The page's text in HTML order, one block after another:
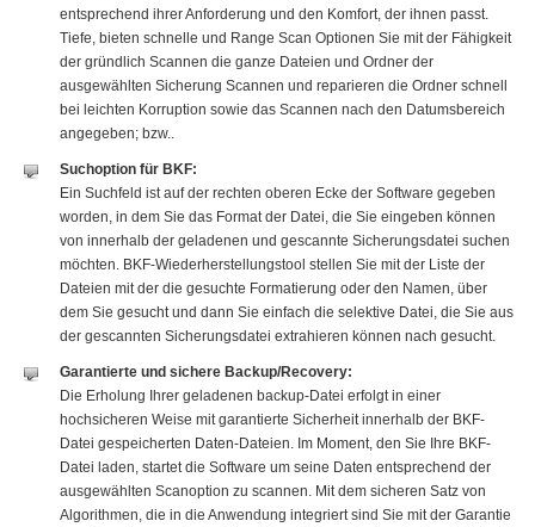
entsprechend ihrer Anforderung und den Komfort, der ihnen passt.
Tiefe, bieten schnelle und Range Scan Optionen Sie mit der Fähigkeit
der gründlich Scannen die ganze Dateien und Ordner der
ausgewählten Sicherung Scannen und reparieren die Ordner schnell
bei leichten Korruption sowie das Scannen nach den Datumsbereich
angegeben; bzw..
Suchoption für BKF:
Ein Suchfeld ist auf der rechten oberen Ecke der Software gegeben
worden, in dem Sie das Format der Datei, die Sie eingeben können
von innerhalb der geladenen und gescannte Sicherungsdatei suchen
möchten. BKF-Wiederherstellungstool stellen Sie mit der Liste der
Dateien mit der die gesuchte Formatierung oder den Namen, über
dem Sie gesucht und dann Sie einfach die selektive Datei, die Sie aus
der gescannten Sicherungsdatei extrahieren können nach gesucht.
Garantierte und sichere Backup/Recovery:
Die Erholung Ihrer geladenen backup-Datei erfolgt in einer
hochsicheren Weise mit garantierte Sicherheit innerhalb der BKF-
Datei gespeicherten Daten-Dateien. Im Moment, den Sie Ihre BKF-
Datei laden, startet die Software um seine Daten entsprechend der
ausgewählten Scanoption zu scannen. Mit dem sicheren Satz von
Algorithmen, die in die Anwendung integriert sind Sie mit der Garantie